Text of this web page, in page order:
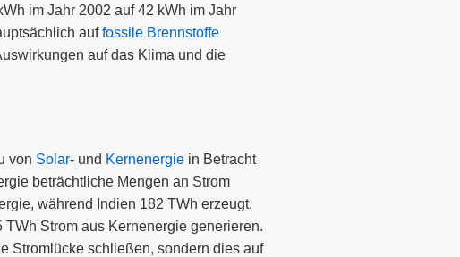
im Jahr 2002 auf 42 kWh im Jahr
auffossile Brennstoffe
auf das Klima und die
von Solar- und Kernenergie in Betracht
beträchtliche Mengen an Strom
während Indien 182 TWh erzeugt.
Strom aus Kernenergie generieren.
Stromlücke schließen, sondern dies auf